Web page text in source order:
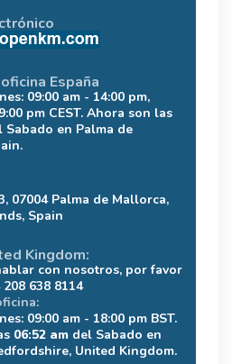
España
09:00 am - 14:00 pm,
pm CEST. Ahora son las
Sabado en Palma de
07004 Palma de Mallorca,
Spain
Kingdom:
con nosotros, por favor
638 8114
09:00 am - 18:00 pm BST.
06:52 am del Sabado en
United Kingdom.